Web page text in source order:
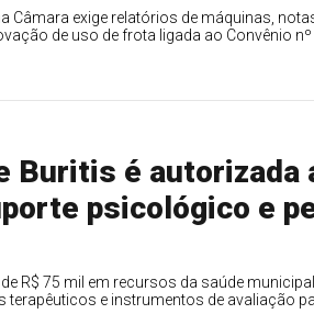
Câmara exige relatórios de máquinas,
de uso de frota ligada ao Convênio
Buritis é autorizada
psicológico e
R$ 75 mil em recursos da saúde
terapêuticos e instrumentos de avaliação